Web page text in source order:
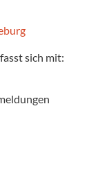
sich mit: